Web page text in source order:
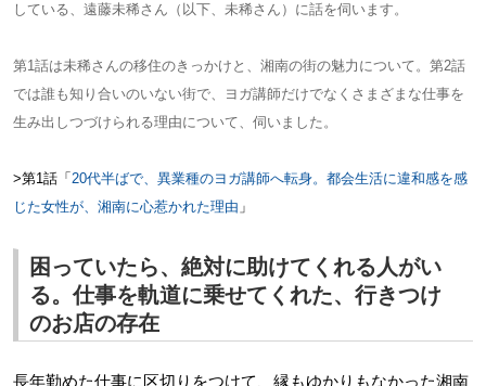
している、遠藤未稀さん（以下、未稀さん）に話を伺います。
第1話は未稀さんの移住のきっかけと、湘南の街の魅力について。第2話
では誰も知り合いのいない街で、ヨガ講師だけでなくさまざまな仕事を
生み出しつづけられる理由について、伺いました。
>第1話「 20代半ばで、異業種のヨガ講師へ転身。都会生活に違和感を感
じた女性が、湘南に心惹かれた理由 」
困っていたら、絶対に助けてくれる人がい
る。仕事を軌道に乗せてくれた、行きつけ
のお店の存在
長年勤めた仕事に区切りをつけて、縁もゆかりもなかった湘南